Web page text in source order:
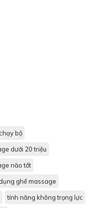
bộ
dưới 20 triệu
nào tốt
ghế massage
tính năng không trọng lực